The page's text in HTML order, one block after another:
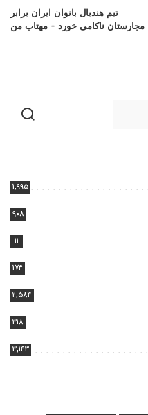
تیم هندبال بانوان ایران برابر
مجارستان ناکامی خورد – مهتاب من
۱,۹۹۵
۹۰۸
۱۱
۱۷۴
۲,۵۸۴
۳۱۸
۳,۱۴۳